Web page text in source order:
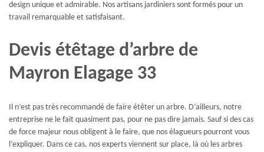
design unique et admirable. Nos artisans jardiniers sont formés pour un
travail remarquable et satisfaisant.
Devis étêtage d’arbre de
Mayron Elagage 33
Il n’est pas très recommandé de faire étêter un arbre. D’ailleurs, notre
entreprise ne le fait quasiment pas, pour ne pas dire jamais. Sauf si des cas
de force majeur nous obligent à le faire, que nos élagueurs pourront vous
l’expliquer. Dans ce cas, nos experts viennent sur place, là où les arbres